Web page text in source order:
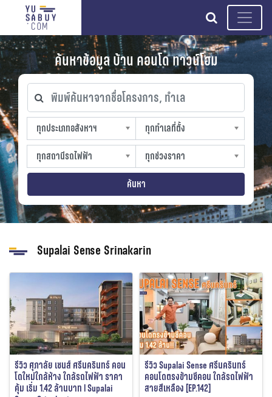
search
ค้นหาข้อมูล บ้าน คอนโด ทาวน์โฮม
พิมพ์ค้นหาจากชื่อโครงการ, ทำเล
ทุกประเภทอสังหาฯ
ทุกประเภทอสังหาฯ
sproperty
ทุกทำเลที่ตั้ง
ทุกทำเลที่ตั้ง
slocation
ทุกสถานีรถไฟฟ้า
ทุกสถานีรถไฟฟ้า
strain-station
ทุกช่วงราคา
ทุกช่วงราคา
sprice
ค้นหา
Supalai Sense Srinakarin
รีวิว ศุภาลัย เซนส์ ศรีนครินทร์ คอน
โดใหม่ใกล้ห้าง ใกล้รถไฟฟ้า ราคา
คุ้ม เริ่ม 1.42 ล้านบาท l Supalai
รีวิว Supalai Sense ศรีนครินทร์
คอนโดตรงข้ามซีคอน ใกล้รถไฟฟ้า
สายสีเหลือง [EP.142]